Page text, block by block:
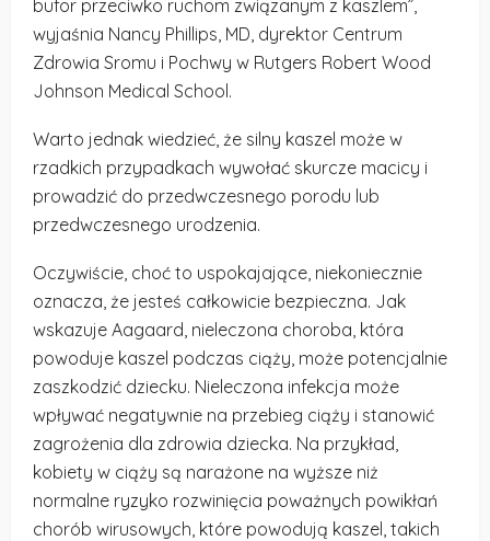
bufor przeciwko ruchom związanym z kaszlem”,
wyjaśnia Nancy Phillips, MD, dyrektor Centrum
Zdrowia Sromu i Pochwy w Rutgers Robert Wood
Johnson Medical School.
Warto jednak wiedzieć, że silny kaszel może w
rzadkich przypadkach wywołać skurcze macicy i
prowadzić do przedwczesnego porodu lub
przedwczesnego urodzenia.
Oczywiście, choć to uspokajające, niekoniecznie
oznacza, że jesteś całkowicie bezpieczna. Jak
wskazuje Aagaard, nieleczona choroba, która
powoduje kaszel podczas ciąży, może potencjalnie
zaszkodzić dziecku. Nieleczona infekcja może
wpływać negatywnie na przebieg ciąży i stanowić
zagrożenia dla zdrowia dziecka. Na przykład,
kobiety w ciąży są narażone na wyższe niż
normalne ryzyko rozwinięcia poważnych powikłań
chorób wirusowych, które powodują kaszel, takich